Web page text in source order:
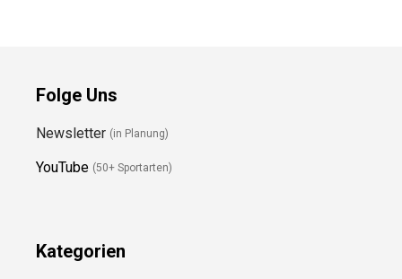
Folge Uns
Newsletter (in Planung)
YouTube (50+ Sportarten)
Kategorien